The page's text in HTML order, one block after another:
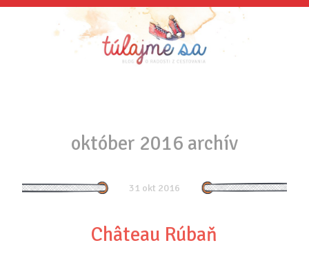
október 2016 archív
31 okt 2016
Château Rúbaň